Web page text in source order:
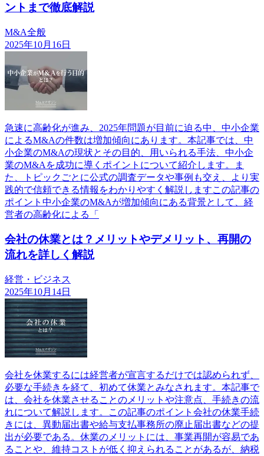
ントまで徹底解説
M&A全般
2025年10月16日
急速に高齢化が進み、2025年問題が目前に迫る中、中小企業
によるM&Aの件数は増加傾向にあります。本記事では、中
小企業のM&Aの現状とその目的、用いられる手法、中小企
業のM&Aを成功に導くポイントについて紹介します。ま
た、トピックごとに公式の調査データや事例も交え、より実
践的で信頼できる情報をわかりやすく解説しますこの記事の
ポイント中小企業のM&Aが増加傾向にある背景として、経
営者の高齢化による「
会社の休業とは？メリットやデメリット、再開の
流れを詳しく解説
経営・ビジネス
2025年10月14日
会社を休業するには経営者が宣言するだけでは認められず、
必要な手続きを経て、初めて休業とみなされます。本記事で
は、会社を休業させることのメリットや注意点、手続きの流
れについて解説します。この記事のポイント会社の休業手続
きには、異動届出書や給与支払事務所の廃止届出書などの提
出が必要である。休業のメリットには、事業再開が容易であ
ることや、維持コストが低く抑えられることがあるが、納税